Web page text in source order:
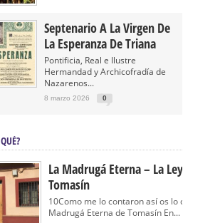
Septenario A La Virgen De
La Esperanza De Triana
Pontificia, Real e Ilustre
Hermandad y Archicofradía de
Nazarenos...
8 marzo 2026 0
La Madrugá Eterna – La Leyenda De
Tomasín
10Como me lo contaron así os lo cuento… La
Madrugá Eterna de Tomasín En...